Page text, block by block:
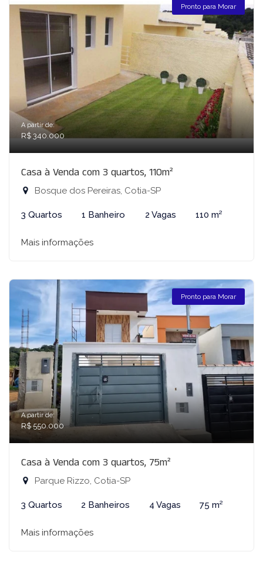
Pronto para Morar
A partir de:
R$ 340.000
Casa à Venda com 3 quartos, 110m²
Bosque dos Pereiras, Cotia-SP
3 Quartos 1 Banheiro 2 Vagas 110 m²
Mais informações
Pronto para Morar
A partir de:
R$ 550.000
Casa à Venda com 3 quartos, 75m²
Parque Rizzo, Cotia-SP
3 Quartos 2 Banheiros 4 Vagas 75 m²
Mais informações